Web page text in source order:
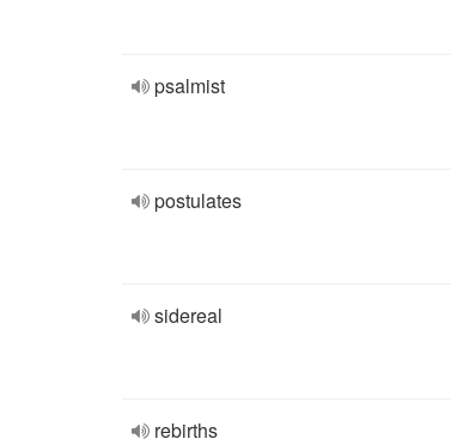
psalmist
postulates
sidereal
rebirths